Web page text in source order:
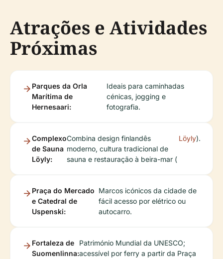
Atrações e Atividades
Próximas
Parques da Orla
Marítima de
Hernesaari:
Ideais para caminhadas
cénicas, jogging e
fotografia.
Complexo
de Sauna
Löyly:
Combina design finlandês
moderno, cultura tradicional de
sauna e restauração à beira-mar (
Löyly).
Praça do Mercado
e Catedral de
Uspenski:
Marcos icónicos da cidade de
fácil acesso por elétrico ou
autocarro.
Fortaleza de
Suomenlinna:
Património Mundial da UNESCO;
acessível por ferry a partir da Praça